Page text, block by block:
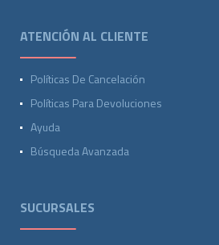
ATENCIÓN AL CLIENTE
Políticas De Cancelación
Políticas Para Devoluciones
Ayuda
Búsqueda Avanzada
SUCURSALES